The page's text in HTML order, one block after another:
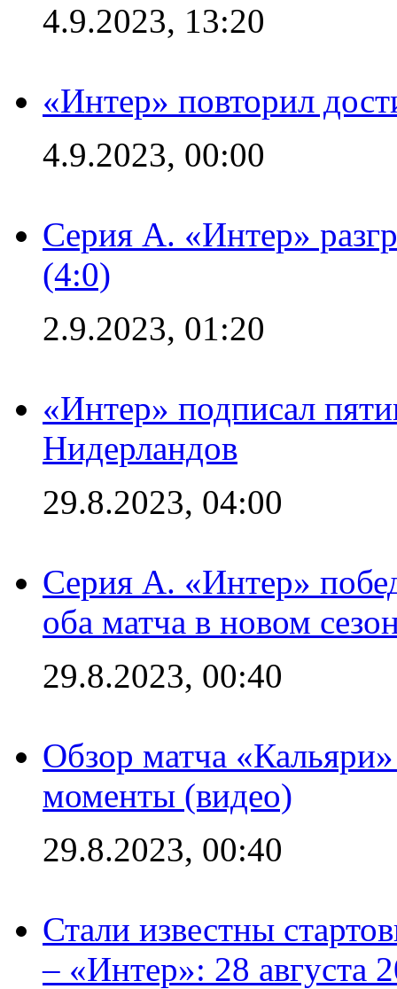
4.9.2023, 13:20
«Интер» повторил
4.9.2023, 00:00
Серия А. «Интер»
(4:0)
2.9.2023, 01:20
«Интер» подписал
Нидерландов
29.8.2023, 04:00
Серия А. «Интер»
оба матча в новом
29.8.2023, 00:40
Обзор матча
моменты (видео)
29.8.2023, 00:40
Стали известны
– «Интер»: 28 августа